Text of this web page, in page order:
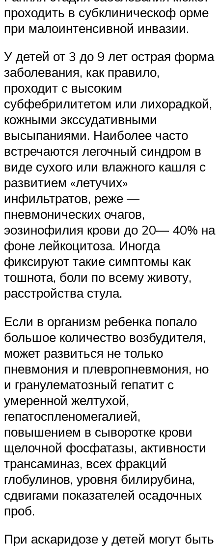
проходить в субклиническоф орме
при малоинтенсивной инвазии.
У детей от 3 до 9 лет острая форма
заболевания, как правило,
проходит с высоким
субфебрилитетом или лихорадкой,
кожными экссудативными
высыпаниями. Наиболее часто
встречаются легочный синдром в
виде сухого или влажного кашля с
развитием «летучих»
инфильтратов, реже —
пневмонических очагов,
эозинофилия крови до 20— 40% на
фоне лейкоцитоза. Иногда
фиксируют такие симптомы как
тошнота, боли по всему животу,
расстройства стула.
Если в организм ребенка попало
большое количество возбудителя,
может развиться не только
пневмония и плевропневмония, но
и гранулематозный гепатит с
умеренной желтухой,
гепатоспленомегалией,
повышением в сыворотке крови
щелочной фосфатазы, активности
трансаминаз, всех фракций
глобулинов, уровня билирубина,
сдвигами показателей осадочных
проб.
При аскаридозе у детей могут быть